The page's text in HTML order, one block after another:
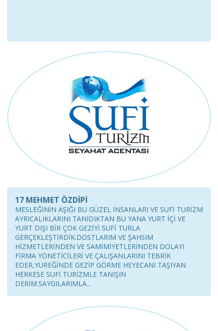
17 MEHMET ÖZDİPİ
MESLEĞİNİN AŞIĞI BU GÜZEL İNSANLARI VE SUFİ TURİZM
AYRICALIKLARINI TANIDIKTAN BU YANA YURT İÇİ VE
YURT DIŞI BİR ÇOK GEZİYİ SUFİ TURLA
GERÇEKLEŞTİRDİK.DOSTLARIM VE ŞAHSIM
HİZMETLERİNDEN VE SAMİMİYETLERİNDEN DOLAYI
FİRMA YÖNETİCİLERİ VE ÇALIŞANLARINI TEBRİK
EDER,YÜREĞİNDE GEZİP GÖRME HEYECANI TAŞIYAN
HERKESE SUFİ TURİZMLE TANIŞIN
DERİM.SAYGILARIMLA...